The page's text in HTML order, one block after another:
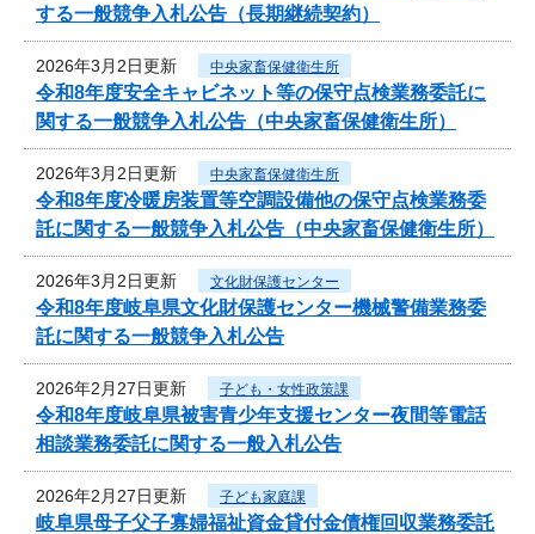
する一般競争入札公告（長期継続契約）
2026年3月2日更新 中央家畜保健衛生所
令和8年度安全キャビネット等の保守点検業務委託に
関する一般競争入札公告（中央家畜保健衛生所）
2026年3月2日更新 中央家畜保健衛生所
令和8年度冷暖房装置等空調設備他の保守点検業務委
託に関する一般競争入札公告（中央家畜保健衛生所）
2026年3月2日更新 文化財保護センター
令和8年度岐阜県文化財保護センター機械警備業務委
託に関する一般競争入札公告
2026年2月27日更新 子ども・女性政策課
令和8年度岐阜県被害青少年支援センター夜間等電話
相談業務委託に関する一般入札公告
2026年2月27日更新 子ども家庭課
岐阜県母子父子寡婦福祉資金貸付金債権回収業務委託